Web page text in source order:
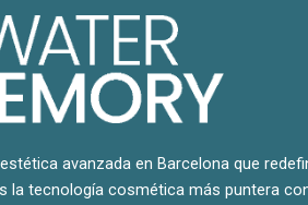
avanzada en Barcelona que
la tecnología cosmética más puntera